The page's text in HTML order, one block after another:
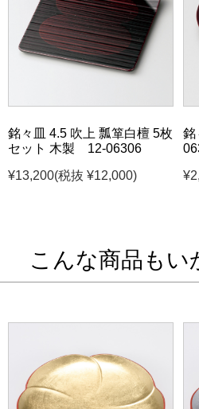
銘々皿 4.5 吹上 瓢箪白檀 5枚
セット 木製 12-06306
¥13,200(税抜 ¥12,000)
銘
こんな商品もい